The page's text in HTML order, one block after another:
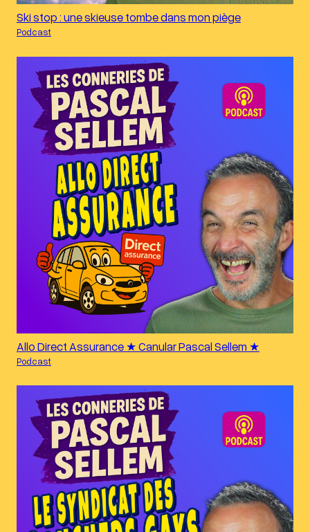
Ski stop : une skieuse tombe dans mon piège
Podcast
Allo Direct Assurance ★ Canular Pascal Sellem ★
Podcast